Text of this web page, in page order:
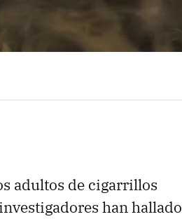
adultos de cigarrillos
han hallado